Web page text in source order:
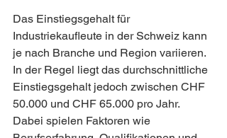
Das Einstiegsgehalt für
Industriekaufleute in der Schweiz kann
je nach Branche und Region variieren.
In der Regel liegt das durchschnittliche
Einstiegsgehalt jedoch zwischen CHF
50.000 und CHF 65.000 pro Jahr.
Dabei spielen Faktoren wie